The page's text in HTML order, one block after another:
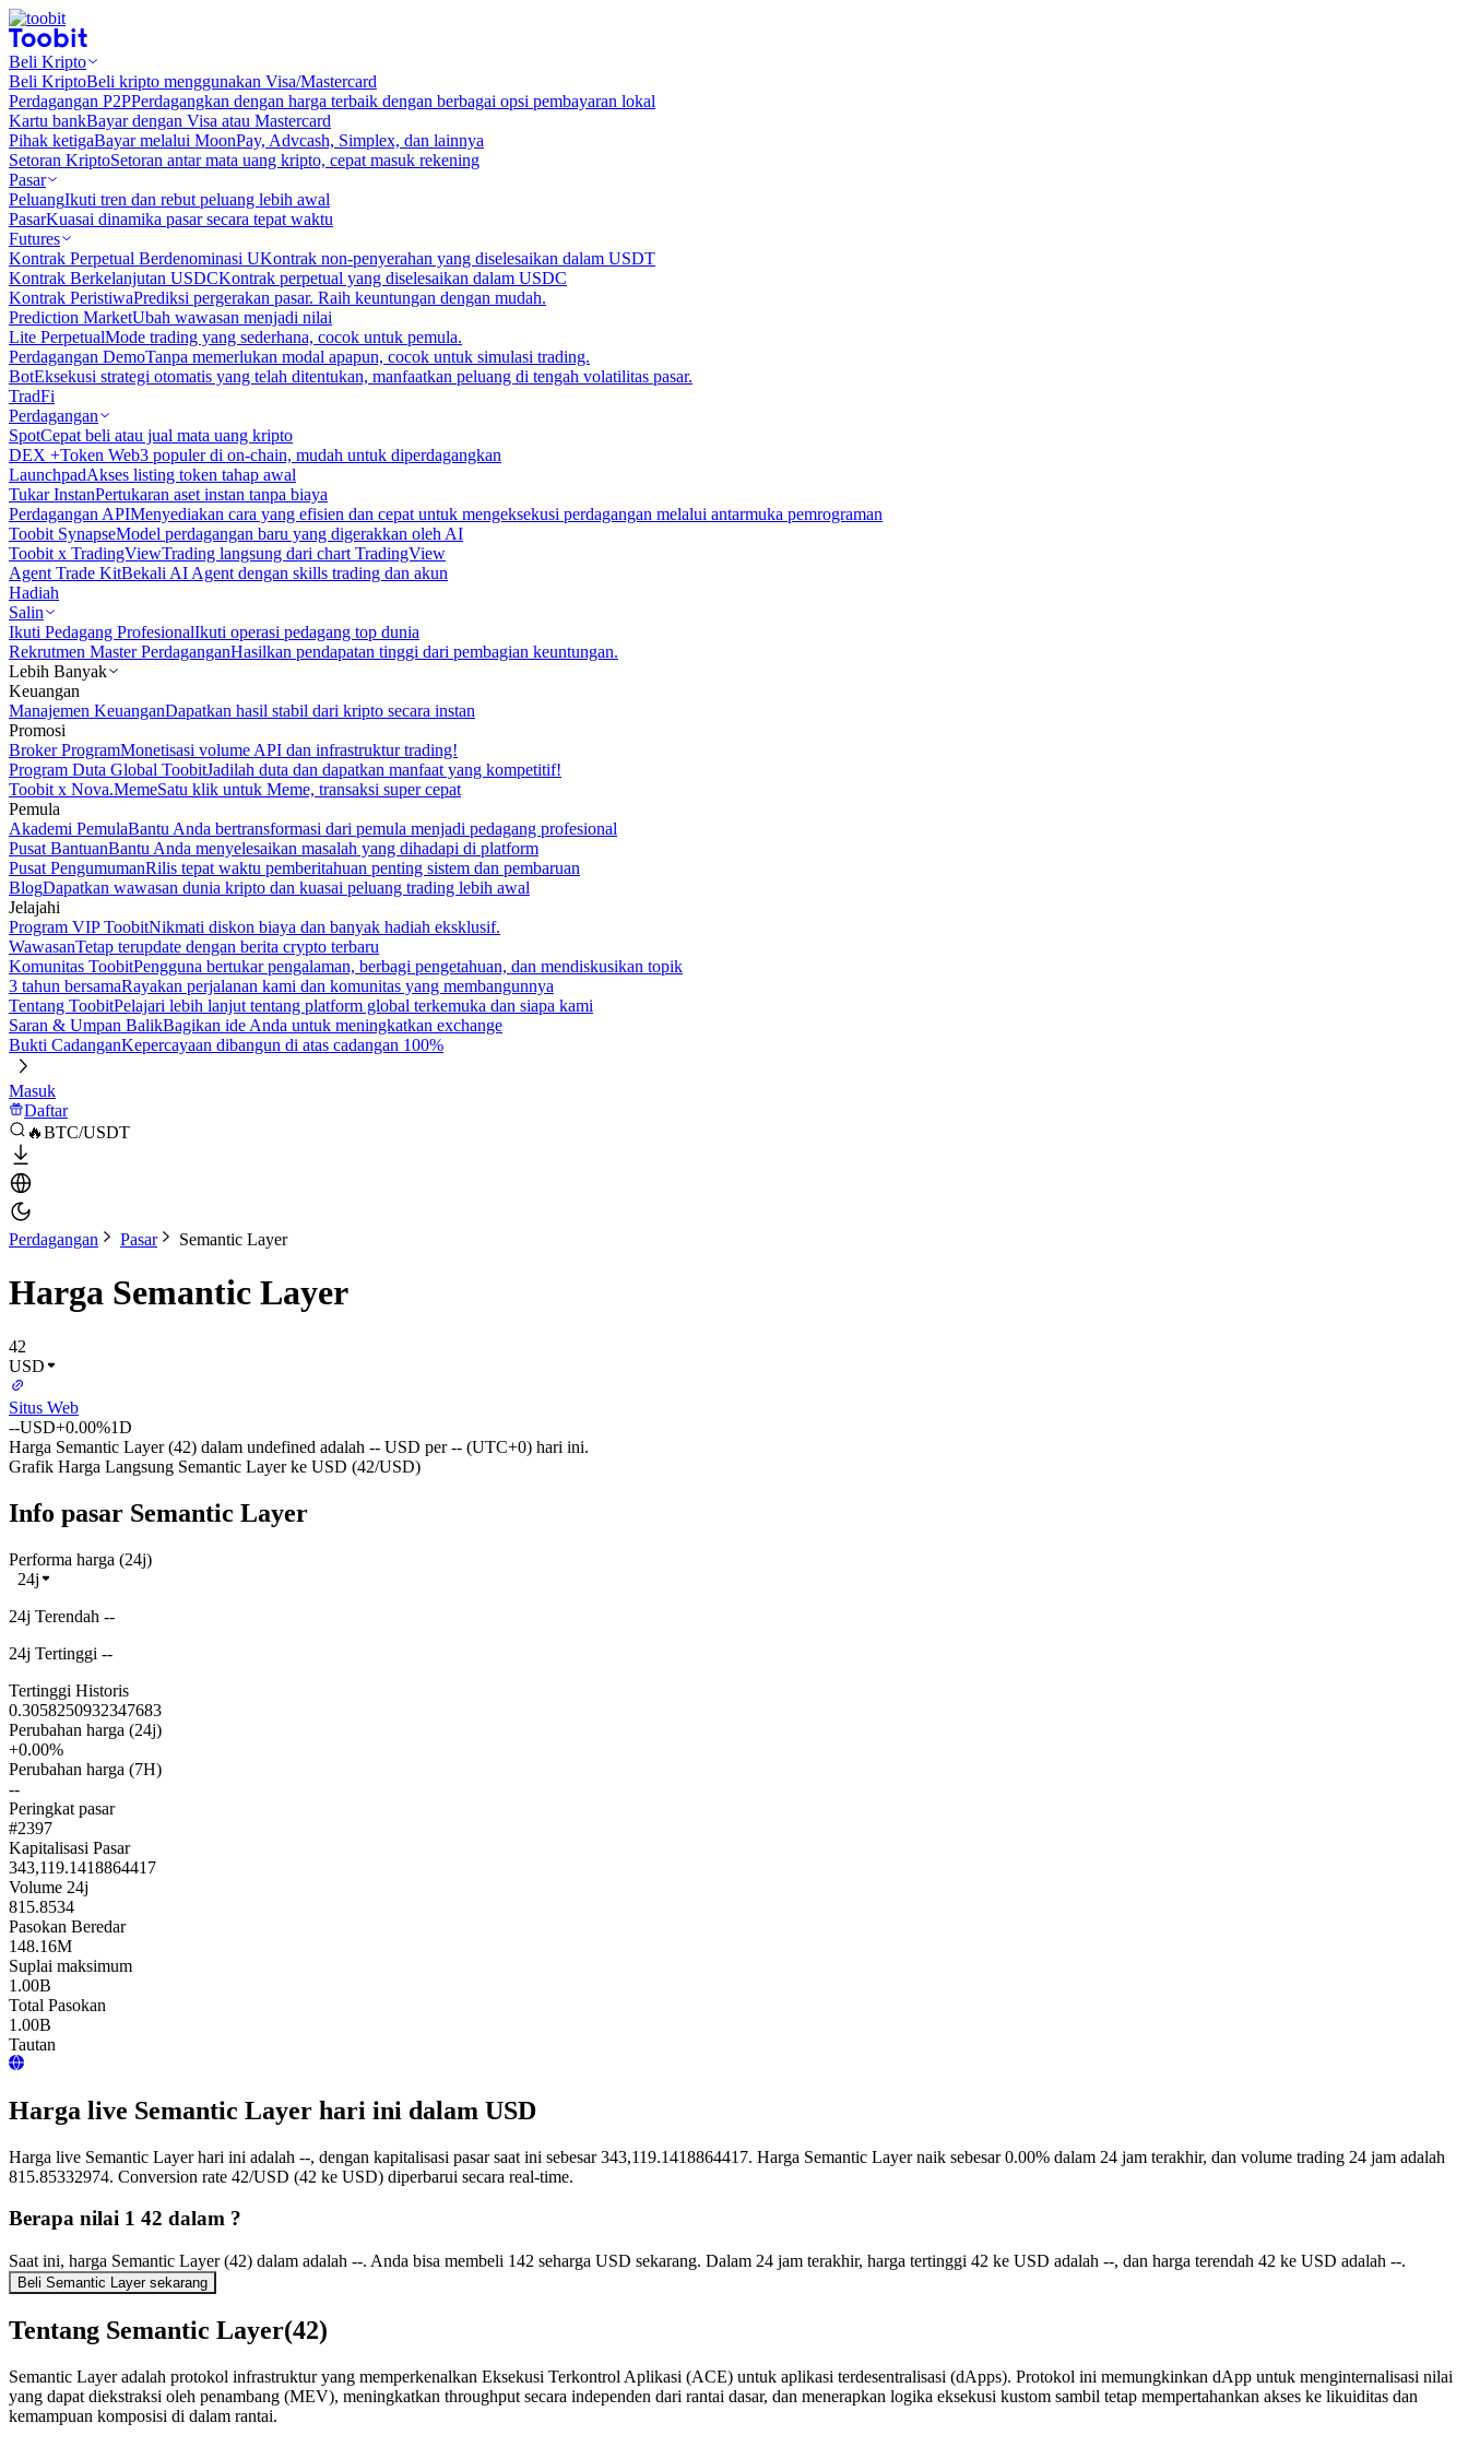
Beli Kripto
Beli KriptoBeli kripto menggunakan Visa/Mastercard
Perdagangan P2PPerdagangkan dengan harga terbaik dengan berbagai opsi pembayaran lokal
Kartu bankBayar dengan Visa atau Mastercard
Pihak ketigaBayar melalui MoonPay, Advcash, Simplex, dan lainnya
Setoran KriptoSetoran antar mata uang kripto, cepat masuk rekening
Pasar
PeluangIkuti tren dan rebut peluang lebih awal
PasarKuasai dinamika pasar secara tepat waktu
Futures
Kontrak Perpetual Berdenominasi UKontrak non-penyerahan yang diselesaikan dalam USDT
Kontrak Berkelanjutan USDCKontrak perpetual yang diselesaikan dalam USDC
Kontrak PeristiwaPrediksi pergerakan pasar. Raih keuntungan dengan mudah.
Prediction MarketUbah wawasan menjadi nilai
Lite PerpetualMode trading yang sederhana, cocok untuk pemula.
Perdagangan DemoTanpa memerlukan modal apapun, cocok untuk simulasi trading.
BotEksekusi strategi otomatis yang telah ditentukan, manfaatkan peluang di tengah volatilitas pasar.
TradFi
Perdagangan
SpotCepat beli atau jual mata uang kripto
DEX +Token Web3 populer di on-chain, mudah untuk diperdagangkan
LaunchpadAkses listing token tahap awal
Tukar InstanPertukaran aset instan tanpa biaya
Perdagangan APIMenyediakan cara yang efisien dan cepat untuk mengeksekusi perdagangan melalui antarmuka pemrograman
Toobit SynapseModel perdagangan baru yang digerakkan oleh AI
Toobit x TradingViewTrading langsung dari chart TradingView
Agent Trade KitBekali AI Agent dengan skills trading dan akun
Hadiah
Salin
Ikuti Pedagang ProfesionalIkuti operasi pedagang top dunia
Rekrutmen Master PerdaganganHasilkan pendapatan tinggi dari pembagian keuntungan.
Lebih Banyak
Keuangan
Manajemen KeuanganDapatkan hasil stabil dari kripto secara instan
Promosi
Broker ProgramMonetisasi volume API dan infrastruktur trading!
Program Duta Global ToobitJadilah duta dan dapatkan manfaat yang kompetitif!
Toobit x Nova.MemeSatu klik untuk Meme, transaksi super cepat
Pemula
Akademi PemulaBantu Anda bertransformasi dari pemula menjadi pedagang profesional
Pusat BantuanBantu Anda menyelesaikan masalah yang dihadapi di platform
Pusat PengumumanRilis tepat waktu pemberitahuan penting sistem dan pembaruan
BlogDapatkan wawasan dunia kripto dan kuasai peluang trading lebih awal
Jelajahi
Program VIP ToobitNikmati diskon biaya dan banyak hadiah eksklusif.
WawasanTetap terupdate dengan berita crypto terbaru
Komunitas ToobitPengguna bertukar pengalaman, berbagi pengetahuan, dan mendiskusikan topik
3 tahun bersamaRayakan perjalanan kami dan komunitas yang membangunnya
Tentang ToobitPelajari lebih lanjut tentang platform global terkemuka dan siapa kami
Saran & Umpan BalikBagikan ide Anda untuk meningkatkan exchange
Bukti CadanganKepercayaan dibangun di atas cadangan 100%
Masuk
Daftar
🔥BTC/USDT
Perdagangan Pasar Semantic Layer
Harga Semantic Layer
42
USD
Situs Web
--USD+0.00%1D
Harga Semantic Layer (42) dalam undefined adalah -- USD per -- (UTC+0) hari ini.
Grafik Harga Langsung Semantic Layer ke USD (42/USD)
Info pasar Semantic Layer
Performa harga (24j)
24j
24j Terendah --
24j Tertinggi --
Tertinggi Historis
0.3058250932347683
Perubahan harga (24j)
+0.00%
Perubahan harga (7H)
--
Peringkat pasar
#2397
Kapitalisasi Pasar
343,119.1418864417
Volume 24j
815.8534
Pasokan Beredar
148.16M
Suplai maksimum
1.00B
Total Pasokan
1.00B
Tautan
Harga live Semantic Layer hari ini dalam USD
Harga live Semantic Layer hari ini adalah --, dengan kapitalisasi pasar saat ini sebesar 343,119.1418864417. Harga Semantic Layer naik sebesar 0.00% dalam 24 jam terakhir, dan volume trading 24 jam adalah
815.85332974. Conversion rate 42/USD (42 ke USD) diperbarui secara real-time.
Berapa nilai 1 42 dalam ?
Saat ini, harga Semantic Layer (42) dalam adalah --. Anda bisa membeli 142 seharga USD sekarang. Dalam 24 jam terakhir, harga tertinggi 42 ke USD adalah --, dan harga terendah 42 ke USD adalah --.
Beli Semantic Layer sekarang
Tentang Semantic Layer(42)
Semantic Layer adalah protokol infrastruktur yang memperkenalkan Eksekusi Terkontrol Aplikasi (ACE) untuk aplikasi terdesentralisasi (dApps). Protokol ini memungkinkan dApp untuk menginternalisasi nilai
yang dapat diekstraksi oleh penambang (MEV), meningkatkan throughput secara independen dari rantai dasar, dan menerapkan logika eksekusi kustom sambil tetap mempertahankan akses ke likuiditas dan
kemampuan komposisi di dalam rantai.